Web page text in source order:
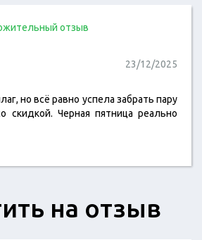
отзыв
23/12/2025
но всё равно успела забрать пару
скидкой. Черная пятница реально
на отзыв